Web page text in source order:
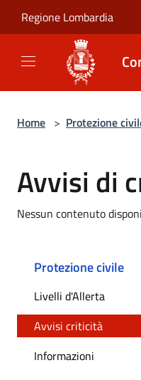
Regione Lombardia
Home > Protezione
Avvisi di
Nessun contenuto
Protezione civile
Livelli d'Allerta
Avvisi criticità
Informazioni